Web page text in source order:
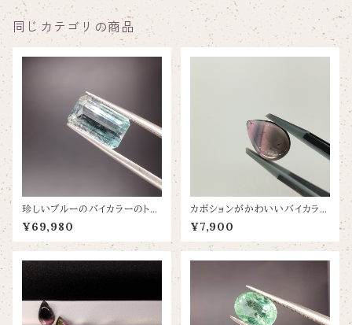
同じカテゴリの商品
珍しいブルーのバイカラーのトル
マリン【2.88ct/9.8×6.4】
¥69,980
カボションがかわいいバイカラー
のトルマリン【2.53ct/10×13】
¥7,900